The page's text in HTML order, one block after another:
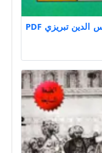
تحميل كتاب مختارات من ديوان شمس الدين تبريزي PDF